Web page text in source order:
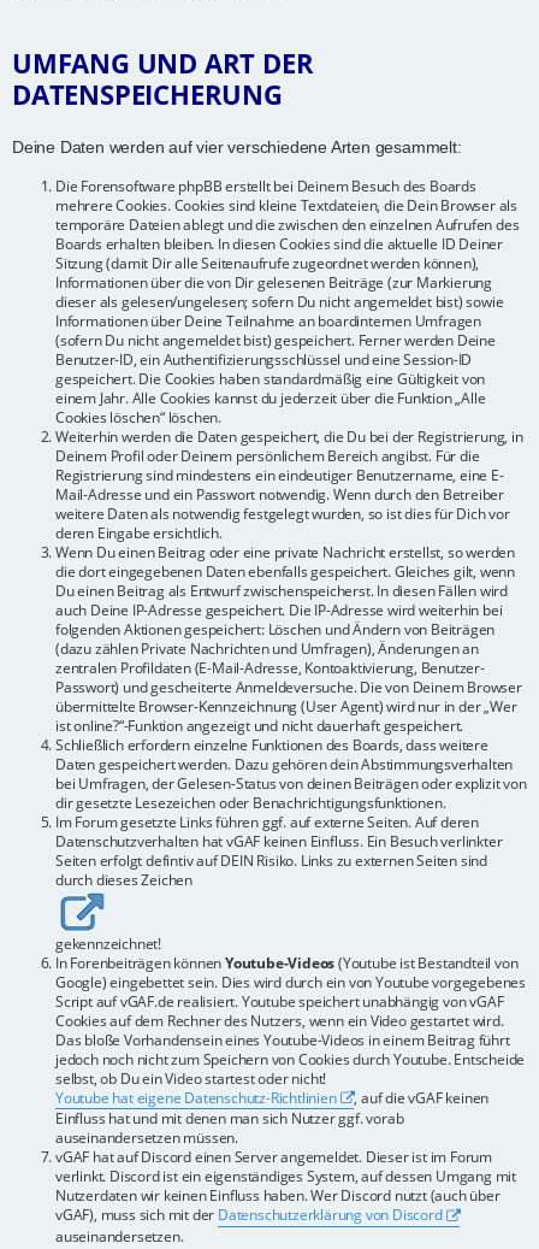
UMFANG UND ART DER
DATENSPEICHERUNG
Deine Daten werden auf vier verschiedene Arten gesammelt:
Die Forensoftware phpBB erstellt bei Deinem Besuch des Boards
mehrere Cookies. Cookies sind kleine Textdateien, die Dein Browser als
temporäre Dateien ablegt und die zwischen den einzelnen Aufrufen des
Boards erhalten bleiben. In diesen Cookies sind die aktuelle ID Deiner
Sitzung (damit Dir alle Seitenaufrufe zugeordnet werden können),
Informationen über die von Dir gelesenen Beiträge (zur Markierung
dieser als gelesen/ungelesen; sofern Du nicht angemeldet bist) sowie
Informationen über Deine Teilnahme an boardinternen Umfragen
(sofern Du nicht angemeldet bist) gespeichert. Ferner werden Deine
Benutzer-ID, ein Authentifizierungsschlüssel und eine Session-ID
gespeichert. Die Cookies haben standardmäßig eine Gültigkeit von
einem Jahr. Alle Cookies kannst du jederzeit über die Funktion „Alle
Cookies löschen“ löschen.
Weiterhin werden die Daten gespeichert, die Du bei der Registrierung, in
Deinem Profil oder Deinem persönlichem Bereich angibst. Für die
Registrierung sind mindestens ein eindeutiger Benutzername, eine E-
Mail-Adresse und ein Passwort notwendig. Wenn durch den Betreiber
weitere Daten als notwendig festgelegt wurden, so ist dies für Dich vor
deren Eingabe ersichtlich.
Wenn Du einen Beitrag oder eine private Nachricht erstellst, so werden
die dort eingegebenen Daten ebenfalls gespeichert. Gleiches gilt, wenn
Du einen Beitrag als Entwurf zwischenspeicherst. In diesen Fällen wird
auch Deine IP-Adresse gespeichert. Die IP-Adresse wird weiterhin bei
folgenden Aktionen gespeichert: Löschen und Ändern von Beiträgen
(dazu zählen Private Nachrichten und Umfragen), Änderungen an
zentralen Profildaten (E-Mail-Adresse, Kontoaktivierung, Benutzer-
Passwort) und gescheiterte Anmeldeversuche. Die von Deinem Browser
übermittelte Browser-Kennzeichnung (User Agent) wird nur in der „Wer
ist online?“-Funktion angezeigt und nicht dauerhaft gespeichert.
Schließlich erfordern einzelne Funktionen des Boards, dass weitere
Daten gespeichert werden. Dazu gehören dein Abstimmungsverhalten
bei Umfragen, der Gelesen-Status von deinen Beiträgen oder explizit von
dir gesetzte Lesezeichen oder Benachrichtigungsfunktionen.
Im Forum gesetzte Links führen ggf. auf externe Seiten. Auf deren
Datenschutzverhalten hat vGAF keinen Einfluss. Ein Besuch verlinkter
Seiten erfolgt defintiv auf DEIN Risiko. Links zu externen Seiten sind
durch dieses Zeichen
gekennzeichnet!
In Forenbeiträgen könnenYoutube-Videos(Youtube ist Bestandteil von
Google) eingebettet sein. Dies wird durch ein von Youtube vorgegebenes
Script auf vGAF.de realisiert. Youtube speichert unabhängig von vGAF
Cookies auf dem Rechner des Nutzers, wenn ein Video gestartet wird.
Das bloße Vorhandensein eines Youtube-Videos in einem Beitrag führt
jedoch noch nicht zum Speichern von Cookies durch Youtube. Entscheide
selbst, ob Du ein Video startest oder nicht!
Youtube hat eigene Datenschutz-Richtlinien
, auf die vGAF keinen
Einfluss hat und mit denen man sich Nutzer ggf. vorab
auseinandersetzen müssen.
vGAF hat auf Discord einen Server angemeldet. Dieser ist im Forum
verlinkt. Discord ist ein eigenständiges System, auf dessen Umgang mit
Nutzerdaten wir keinen Einfluss haben. Wer Discord nutzt (auch über
vGAF), muss sich mit der Datenschutzerklärung von Discord
auseinandersetzen.